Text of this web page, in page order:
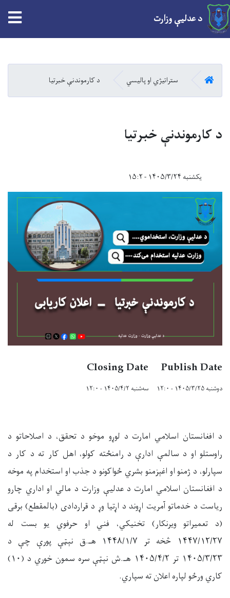
content
د عدلیې وزارت
کور ستراتیژي او پالیسي د کارموندنې خبرتیا
د کارموندنې خبرتیا
یکشنبه ۱۴۰۵/۳/۲۴ - ۱۵:۲
Publish Date
دوشنبه ۱۴۰۵/۳/۲۵ - ۱۲:۰
Closing Date
سه‌شنبه ۱۴۰۵/۴/۲ - ۱۲:۰
د افغانستان اسلامي امارت د لوړو موخو د تحقق، د اصلاحاتو د
راوستلو او د سالمې ادارې د رامنځته کولو، اهل کار ته د کار د
سپارلو، د ژمنو او اغېزمنو بشري ځواکونو د جذب او استخدام په موخه
د افغانستان اسلامي امارت د عدلیې وزارت د مالي او اداري چارو
ریاست د خدماتو آمریت اړوند د اړتیا وړ د قراردادی (بالمقطع) برقی
(د تعمیراتو ویرنکار) تخنیکي، فني او حرفوي یو بست له
۱۴۴۷/۱۲/۲۷ څخه تر ۱۴۴۸/۱/۷ هـ.ق نېټې پورې چې د
۱۴۰۵/۳/۲۳ تر ۱۴۰۵/۴/۲ هـ.ش نېټې سره سمون خوري د (۱۰)
کاري ورځو لپاره اعلان ته سپاري.